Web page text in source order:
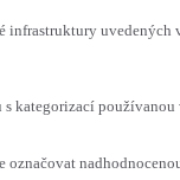
uvedených
kategorizací